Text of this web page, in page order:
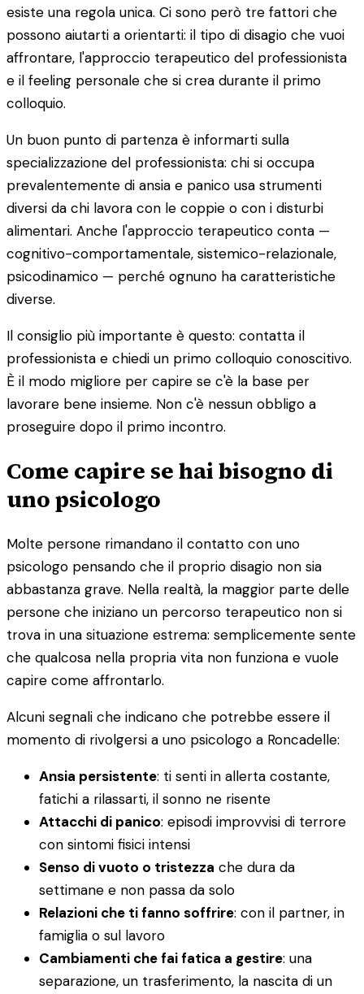
esiste una regola unica. Ci sono però tre fattori che
possono aiutarti a orientarti: il tipo di disagio che vuoi
affrontare, l'approccio terapeutico del professionista
e il feeling personale che si crea durante il primo
colloquio.
Un buon punto di partenza è informarti sulla
specializzazione del professionista: chi si occupa
prevalentemente di ansia e panico usa strumenti
diversi da chi lavora con le coppie o con i disturbi
alimentari. Anche l'approccio terapeutico conta —
cognitivo-comportamentale, sistemico-relazionale,
psicodinamico — perché ognuno ha caratteristiche
diverse.
Il consiglio più importante è questo: contatta il
professionista e chiedi un primo colloquio conoscitivo.
È il modo migliore per capire se c'è la base per
lavorare bene insieme. Non c'è nessun obbligo a
proseguire dopo il primo incontro.
Come capire se hai bisogno di
uno psicologo
Molte persone rimandano il contatto con uno
psicologo pensando che il proprio disagio non sia
abbastanza grave. Nella realtà, la maggior parte delle
persone che iniziano un percorso terapeutico non si
trova in una situazione estrema: semplicemente sente
che qualcosa nella propria vita non funziona e vuole
capire come affrontarlo.
Alcuni segnali che indicano che potrebbe essere il
momento di rivolgersi a uno psicologo a Roncadelle:
Ansia persistente: ti senti in allerta costante,
fatichi a rilassarti, il sonno ne risente
Attacchi di panico: episodi improvvisi di terrore
con sintomi fisici intensi
Senso di vuoto o tristezza che dura da
settimane e non passa da solo
Relazioni che ti fanno soffrire: con il partner, in
famiglia o sul lavoro
Cambiamenti che fai fatica a gestire: una
separazione, un trasferimento, la nascita di un